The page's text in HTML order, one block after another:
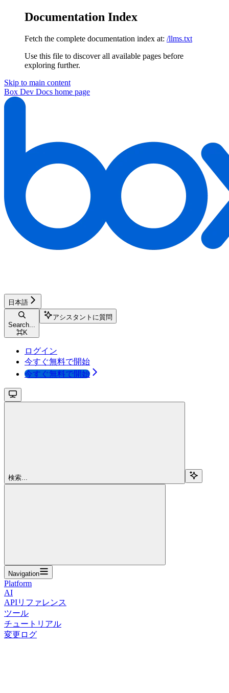
Documentation Index
Fetch the complete documentation index at: /llms.txt
Use this file to discover all available pages before
exploring further.
Skip to main content
Box Dev Docs home page
日本語
Search...
⌘K
アシスタントに質問
ログイン
今すぐ無料で開始
今すぐ無料で開始
検索...
Navigation
Platform
AI
APIリファレンス
ツール
チュートリアル
変更ログ